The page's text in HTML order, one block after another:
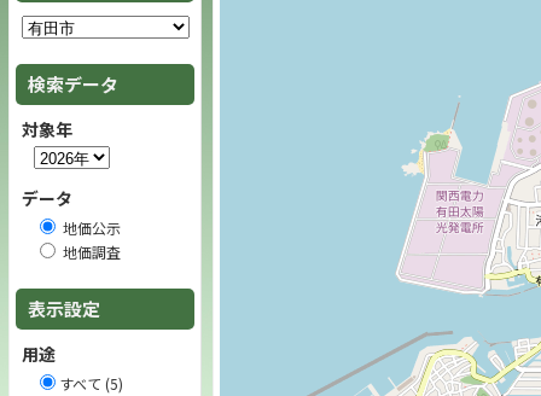
検索データ
対象年
データ
地価公示
地価調査
表示設定
用途
すべて (5)